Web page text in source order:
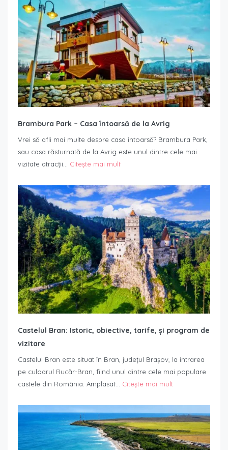
Brambura Park – Casa întoarsă de la Avrig
Vrei să afli mai multe despre casa întoarsă? Brambura Park,
sau casa răsturnată de la Avrig este unul dintre cele mai
vizitate atracții… Citește mai mult
Castelul Bran: Istoric, obiective, tarife, și program de
vizitare
Castelul Bran este situat în Bran, județul Brașov, la intrarea
pe culoarul Rucăr-Bran, fiind unul dintre cele mai populare
castele din România. Amplasat… Citește mai mult